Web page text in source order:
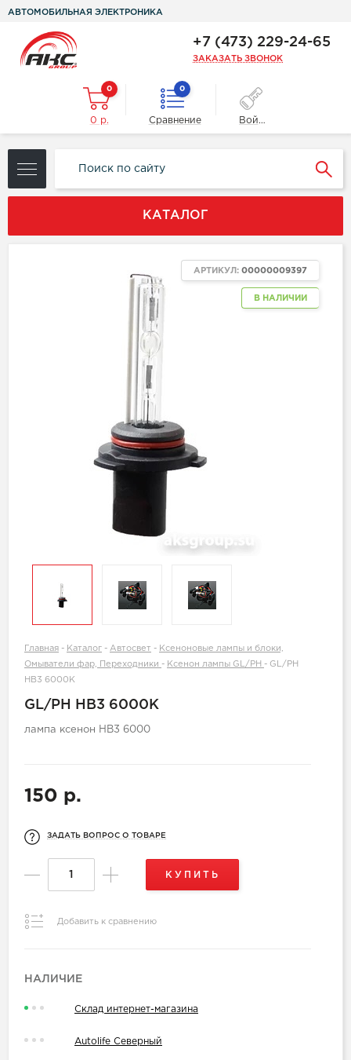
АВТОМОБИЛЬНАЯ ЭЛЕКТРОНИКА
+7 (473) 229-24-65
ЗАКАЗАТЬ ЗВОНОК
0
0 р.
0
Сравнение Войти
КАТАЛОГ
В НАЛИЧИИ
АРТИКУЛ: 00000009397
Главная - Каталог - Автосвет - Ксеноновые лампы и блоки,
Омыватели фар, Переходники - Ксенон лампы GL/PH - GL/PH
HB3 6000K
GL/PH HB3 6000K
лампа ксенон НВ3 6000
150 р.
ЗАДАТЬ ВОПРОС О ТОВАРЕ
КУПИТЬ
Добавить к сравнению
НАЛИЧИЕ
Склад интернет-магазина
Autolife Северный